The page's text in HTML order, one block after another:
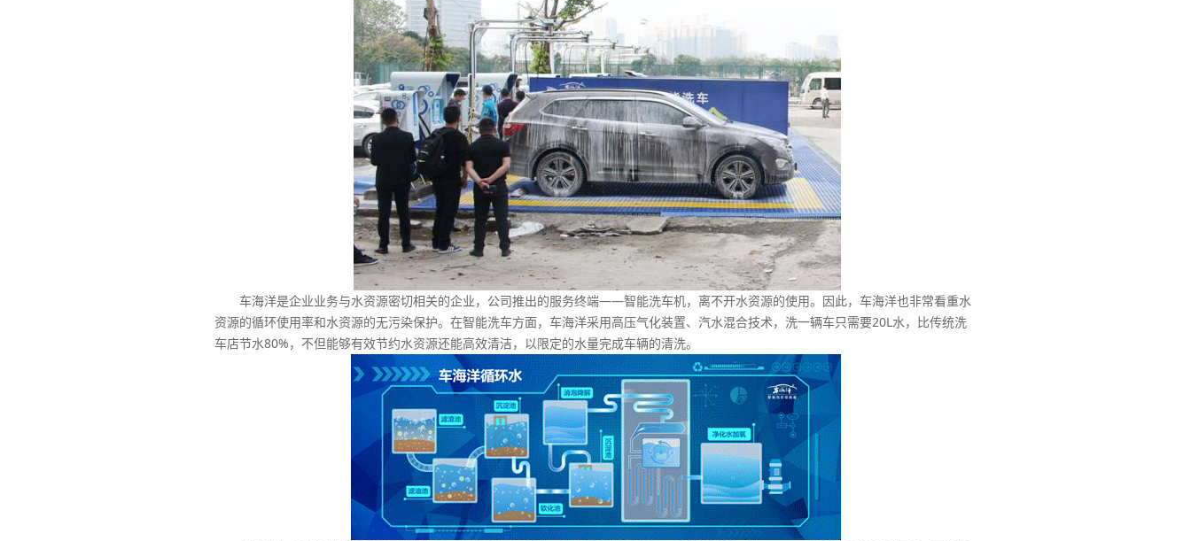
车海洋是企业业务与水资源密切相关的企业，公司推出的服务终端——智能洗车机，离不开水资源的使用。因此，车海洋也非常看重水
资源的循环使用率和水资源的无污染保护。在智能洗车方面，车海洋采用高压气化装置、汽水混合技术，洗一辆车只需要20L水，比传统洗
车店节水80%，不但能够有效节约水资源还能高效清洁，以限定的水量完成车辆的清洗。